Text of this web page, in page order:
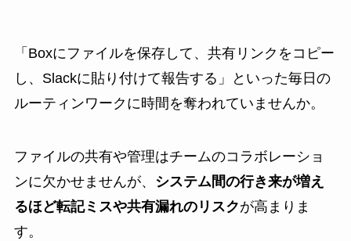
「Boxにファイルを保存して、共有リンクをコピー
し、Slackに貼り付けて報告する」といった毎日の
ルーティンワークに時間を奪われていませんか。
ファイルの共有や管理はチームのコラボレーショ
ンに欠かせませんが、 システム間の行き来が増え
るほど転記ミスや共有漏れのリスクが高まりま
す。